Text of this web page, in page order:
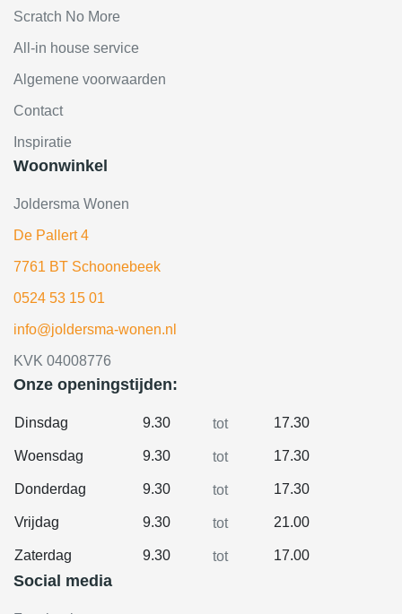
Scratch No More
All-in house service
Algemene voorwaarden
Contact
Inspiratie
Woonwinkel
Joldersma Wonen
De Pallert 4
7761 BT Schoonebeek
0524 53 15 01
info@joldersma-wonen.nl
KVK 04008776
Onze openingstijden:
Dinsdag 9.30 tot 17.30
Woensdag 9.30 tot 17.30
Donderdag 9.30 tot 17.30
Vrijdag 9.30 tot 21.00
Zaterdag 9.30 tot 17.00
Social media